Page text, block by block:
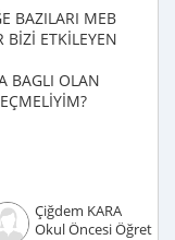
BAZILARI MEB
BİZİ ETKİLEYEN
BAGLI OLAN
Çiğdem KARA
Okul Öncesi